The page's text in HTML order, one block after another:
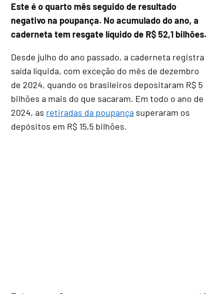
Este é o quarto mês seguido de resultado
negativo na poupança. No acumulado do ano, a
caderneta tem resgate líquido de R$ 52,1 bilhões.
Desde julho do ano passado, a caderneta registra
saída líquida, com exceção do mês de dezembro
de 2024, quando os brasileiros depositaram R$ 5
bilhões a mais do que sacaram. Em todo o ano de
2024, as retiradas da poupança superaram os
depósitos em R$ 15,5 bilhões.